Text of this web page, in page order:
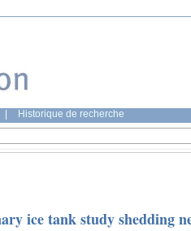
Historique de recherche
ice tank study shedding